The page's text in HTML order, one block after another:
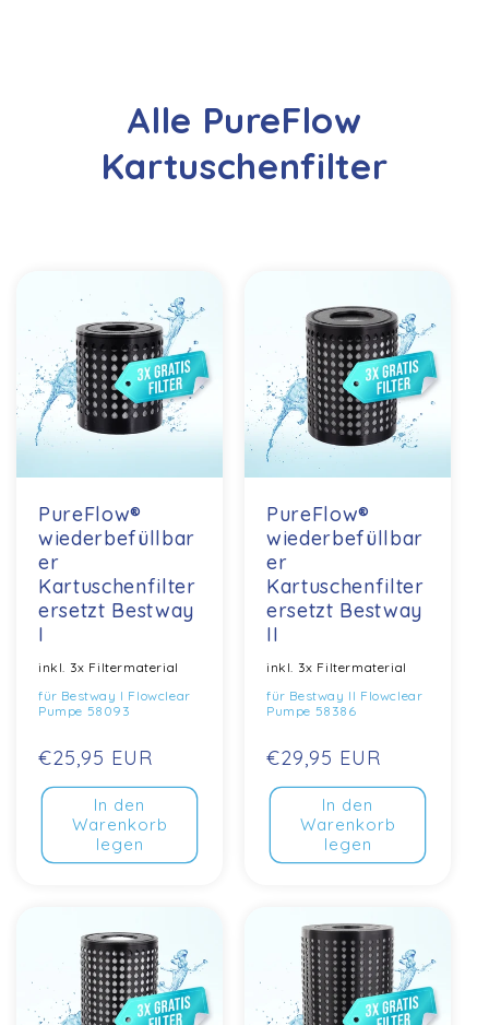
Alle PureFlow
Kartuschenfilter
PureFlow®
wiederbefüllbar
er
Kartuschenfilter
ersetzt Bestway
I
inkl. 3x Filtermaterial
für Bestway I Flowclear
Pumpe 58093
Normaler
Preis
€25,95 EUR
In den
Warenkorb
legen
PureFlow®
wiederbefüllbar
er
Kartuschenfilter
ersetzt Bestway
II
inkl. 3x Filtermaterial
für Bestway II Flowclear
Pumpe 58386
Normaler
Preis
€29,95 EUR
In den
Warenkorb
legen